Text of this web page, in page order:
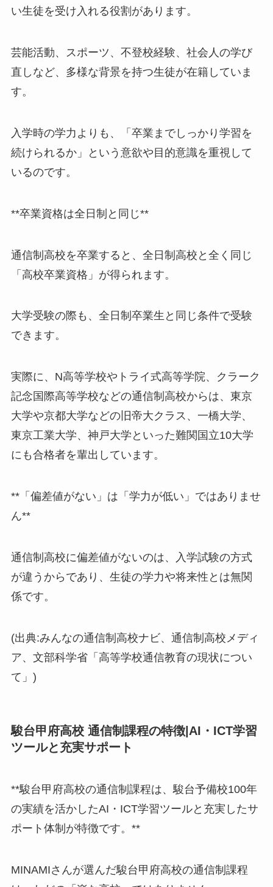
い生徒を受け入れる役割があります。
芸能活動、スポーツ、不登校経験、社会人の学び
直しなど、多様な背景を持つ生徒が在籍していま
す。
入学時の学力よりも、「卒業までしっかり学習を
続けられるか」という意欲や目的意識を重視して
いるのです。
**卒業資格は全日制と同じ**
通信制高校を卒業すると、全日制高校と全く同じ
「高校卒業資格」が得られます。
大学受験の際も、全日制卒業生と同じ条件で受験
できます。
実際に、N高等学校やトライ式高等学院、クラーク
記念国際高等学校などの通信制高校からは、東京
大学や京都大学などの旧帝大クラス、一橋大学、
東京工業大学、神戸大学といった難関国立10大学
にも合格者を輩出しています。
**「偏差値がない」は「学力が低い」ではありませ
ん**
通信制高校に偏差値がないのは、入学試験の方式
が違うからであり、生徒の学力や将来性とは無関
係です。
(出典:みんなの通信制高校ナビ、通信制高校メディ
ア、文部科学省「高等学校通信教育の現状につい
て」)
駿台甲府高校 通信制課程の特徴|AI・ICT学習
ツールと充実サポート
**駿台甲府高校の通信制課程は、駿台予備校100年
の実績を活かしたAI・ICT学習ツールと充実したサ
ポート体制が特徴です。**
MINAMIさんが選んだ駿台甲府高校の通信制課程